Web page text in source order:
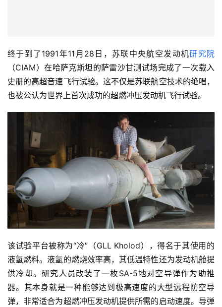
终于到了1991年11月28日，苏联中央航空发动机研究院
（CIAM）在哈萨克斯坦的萨雷沙甘测试场完成了一次载入
史册的高超音速飞行试验。这不仅是苏联航空技术的绝唱，
也被公认为世界上首次成功的超燃冲压发动机飞行试验。
该试验平台被称为“冷”（GLL Kholod），得名于其使用的
液氢燃料。液氢的燃烧效率高，其低温特性还为发动机舱提
供冷却。研究人员改装了一枚SA-5地对空导弹作为助推
器。其本身就是一种能够达到极高速度的大型远程防空导
弹，非常适合为超燃冲压发动机提供所需的启动速度。导弹